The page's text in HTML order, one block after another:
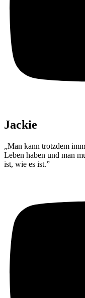
Jackie
„Man kann trotzdem
Leben haben und man
ist, wie es ist.”